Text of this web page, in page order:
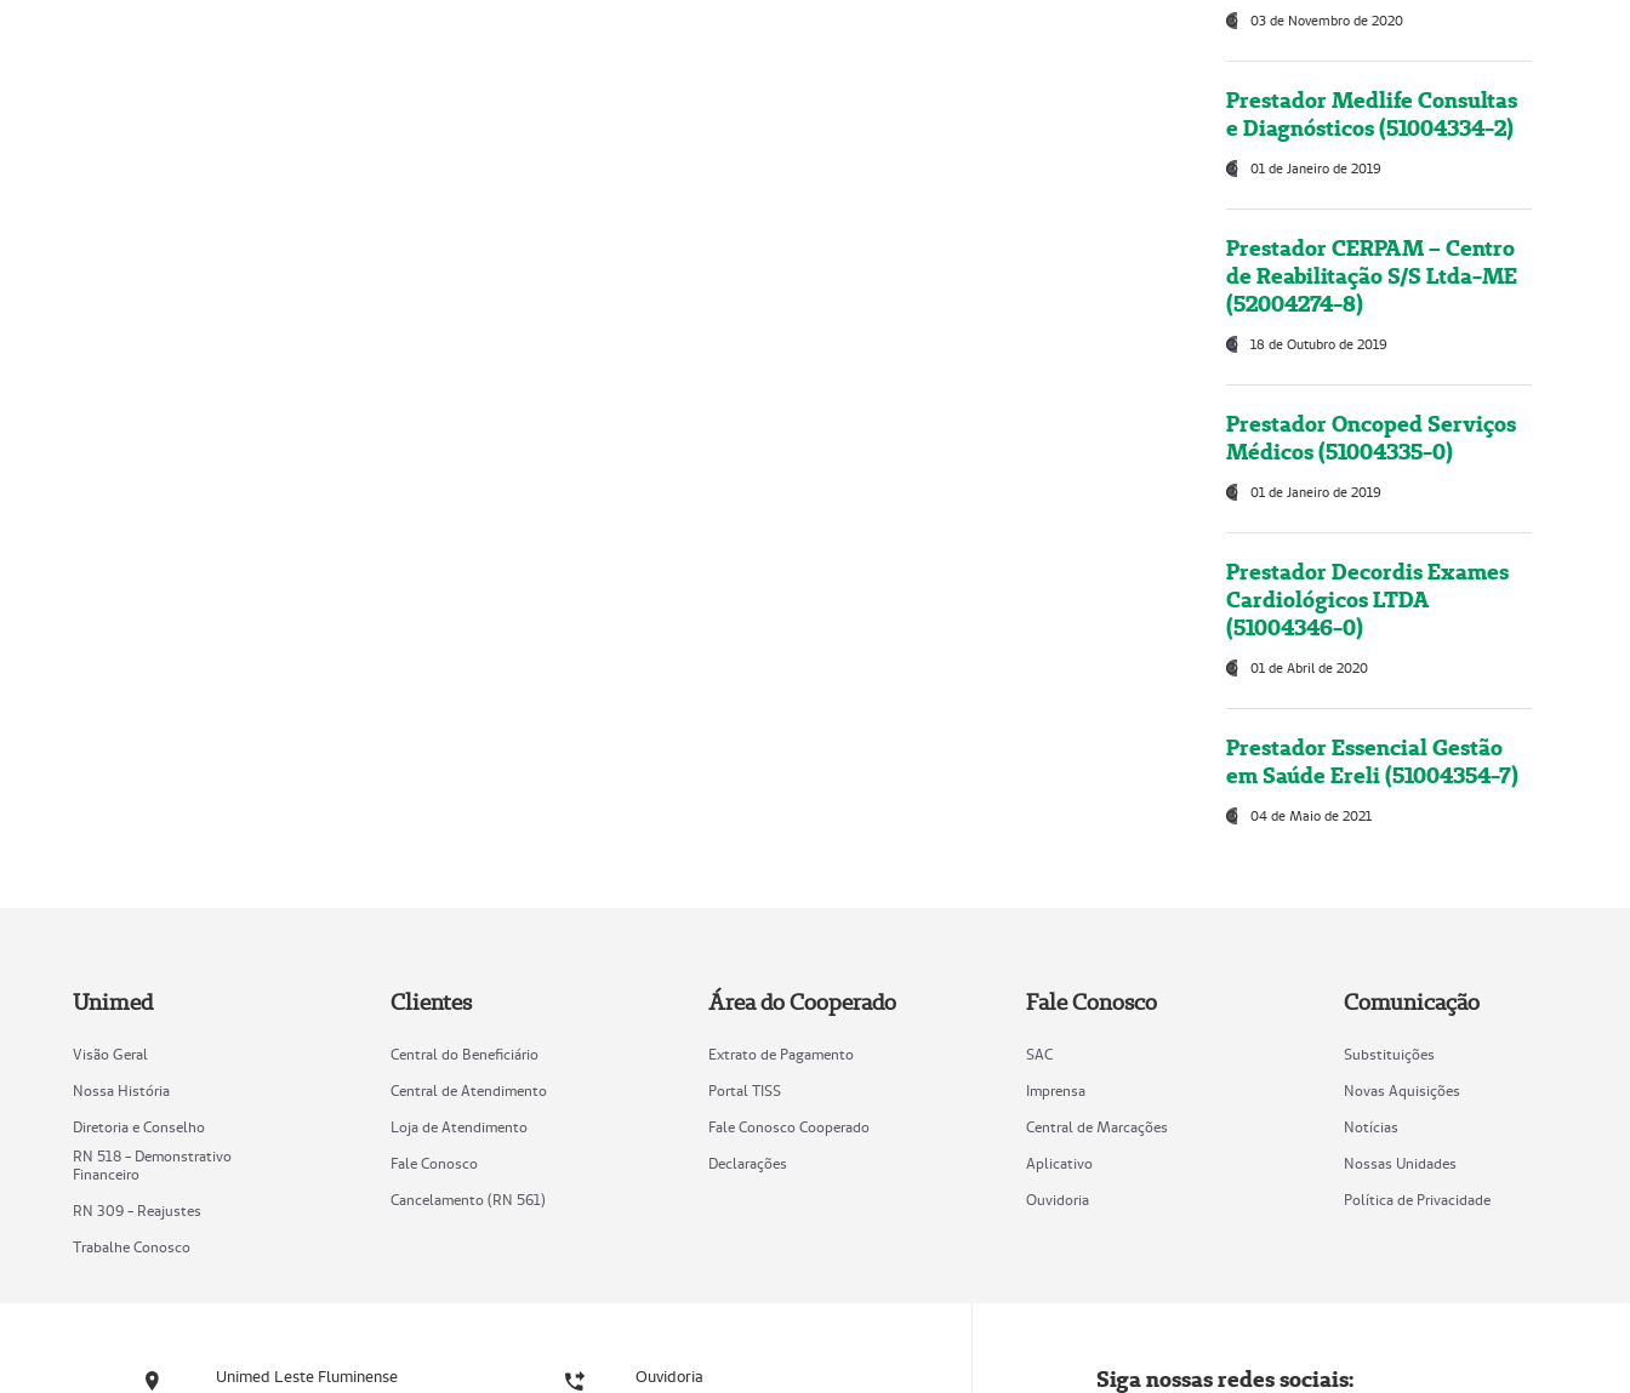
03 de Novembro de 2020
Prestador Medlife Consultas
e Diagnósticos (51004334-2)
01 de Janeiro de 2019
Prestador CERPAM – Centro
de Reabilitação S/S Ltda-ME
(52004274-8)
18 de Outubro de 2019
Prestador Oncoped Serviços
Médicos (51004335-0)
01 de Janeiro de 2019
Prestador Decordis Exames
Cardiológicos LTDA
(51004346-0)
01 de Abril de 2020
Prestador Essencial Gestão
em Saúde Ereli (51004354-7)
04 de Maio de 2021
Unimed
Visão Geral
Nossa História
Diretoria e Conselho
RN 518 - Demonstrativo
Financeiro
RN 309 - Reajustes
Trabalhe Conosco
Clientes
Central do Beneficiário
Central de Atendimento
Loja de Atendimento
Fale Conosco
Cancelamento (RN 561)
Área do Cooperado
Extrato de Pagamento
Portal TISS
Fale Conosco Cooperado
Declarações
Fale Conosco
SAC
Imprensa
Central de Marcações
Aplicativo
Ouvidoria
Comunicação
Substituições
Novas Aquisições
Notícias
Nossas Unidades
Política de Privacidade
Unimed Leste Fluminense Ouvidoria Siga nossas redes sociais: